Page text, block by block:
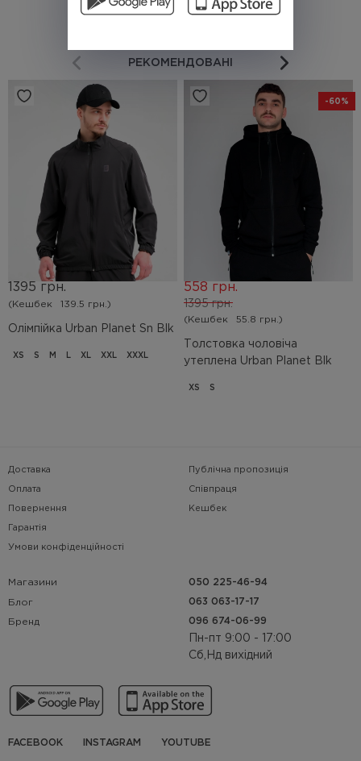
РЕКОМЕНДОВАНІ
Олімпійка Urban Planet Sn Blk
1395 грн.
(Кешбек 139.5 грн.)
XS S M L XL XXL XXXL
-60%
Толстовка чоловіча
утеплена Urban Planet Blk
1395 грн.
558 грн.
(Кешбек 55.8 грн.)
XS S
Доставка
Оплата
Повернення
Гарантія
Умови конфіденційності
Публічна пропозиція
Співпраця
Кешбек
Магазини
Блог
Бренд
050 225-46-94
063 063-17-17
096 674-06-99
Пн-пт 9:00 - 17:00
Сб,Нд вихідний
FACEBOOK INSTAGRAM YOUTUBE